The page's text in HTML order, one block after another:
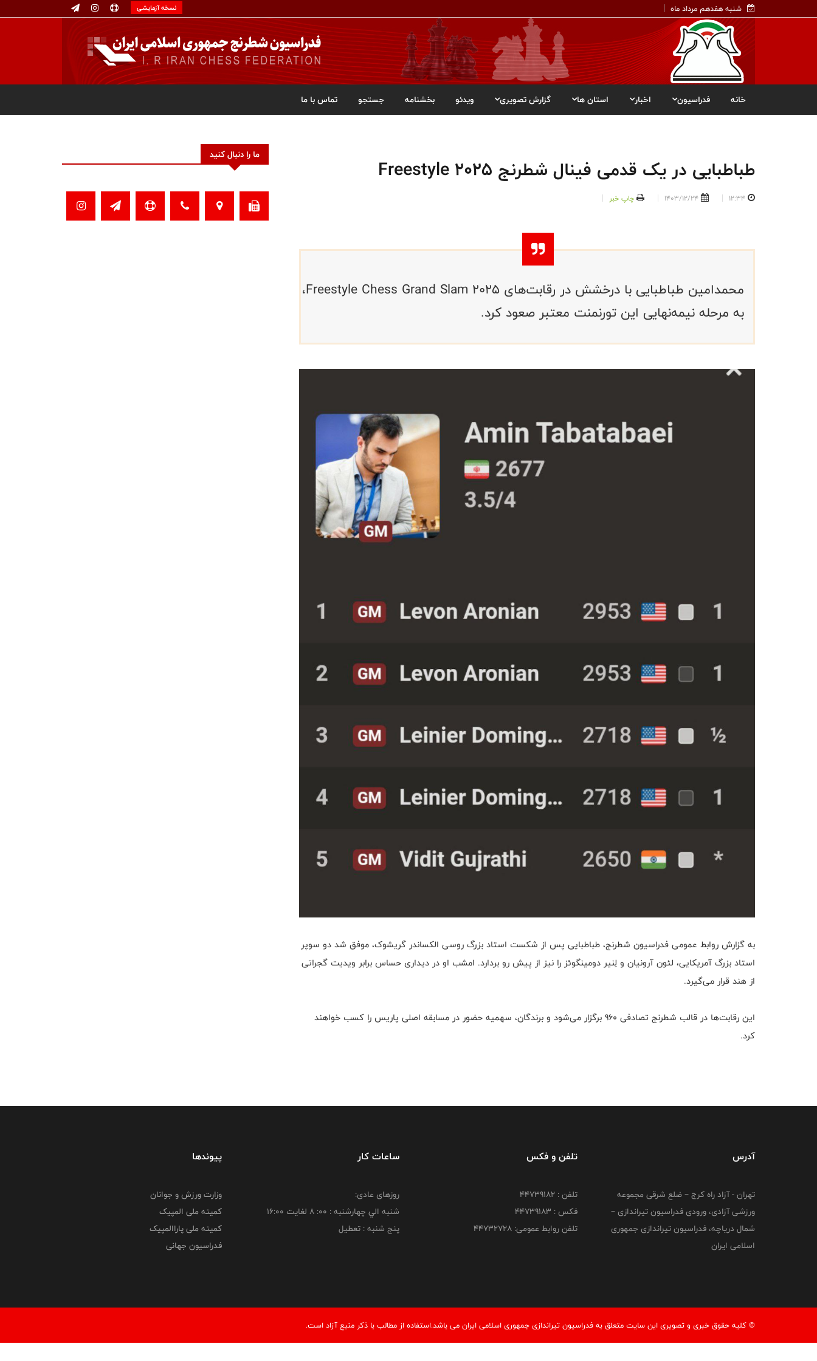
شنبه هفدهم مرداد ماه نسخه آزمایشی
خانه فدراسیون اخبار استان ها گزارش تصویری ویدئو بخشنامه جستجو تماس با ما
طباطبایی در یک قدمی فینال شطرنج Freestyle 2025
12:34
1403/12/24 چاپ خبر
محمدامین طباطبایی با درخشش در رقابت‌های Freestyle Chess Grand Slam 2025،
به مرحله نیمه‌نهایی این تورنمنت معتبر صعود کرد.
به گزارش روابط عمومی فدراسیون شطرنج، طباطبایی پس از شکست استاد بزرگ روسی الکساندر گریشوک، موفق شد دو سوپر
استاد بزرگ آمریکایی، لئون آرونیان و لِنیر دومینگوئز را نیز از پیش رو بردارد. امشب او در دیداری حساس برابر ویدیت گجراتی
از هند قرار می‌گیرد.
این رقابت‌ها در قالب شطرنج تصادفی 960 برگزار می‌شود و برندگان، سهمیه حضور در مسابقه اصلی پاریس را کسب خواهند
کرد.
ما را دنبال کنید
آدرس
تهران - آزاد راه کرج – ضلع شرقی مجموعه
ورزشی آزادی، ورودی فدراسیون تیراندازی –
شمال دریاچه، فدراسیون تیراندازی جمهوری
اسلامی ایران
تلفن و فکس
تلفن : ۴۴۷۳۹۱۸۲
فکس : ۴۴۷۳۹۱۸3
تلفن روابط عمومی: ۴۴۷۳۲۷۲۸
ساعات کار
روزهای عادی:
شنبه الي چهارشنبه : 00: 8 لغايت 16:00
پنج شنبه : تعطیل
پیوندها
وزارت ورزش و جوانان
کمیته ملی المپیک
کمیته ملی پاراالمپیک
فدراسیون جهانی
© کليه حقوق خبری و تصويری اين سايت متعلق به فدراسیون تیراندازی جمهوری اسلامی ایران می باشد.استفاده از مطالب با ذكر منبع آزاد است.